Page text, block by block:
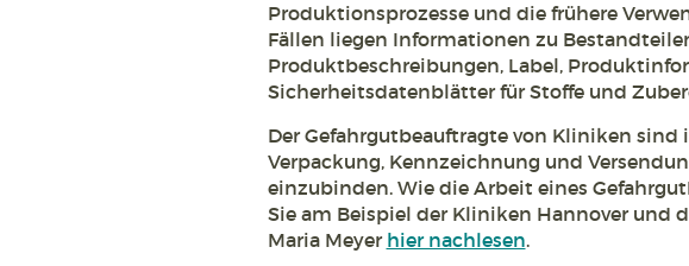
Produktionsprozesse und die frühere
Fällen liegen Informationen zu
Produktbeschreibungen, Label,
Sicherheitsdatenblätter für Stoffe und
Der Gefahrgutbeauftragte von Kliniken sind
Verpackung, Kennzeichnung und
einzubinden. Wie die Arbeit eines
Sie am Beispiel der Kliniken Hannover und
Maria Meyer hier nachlesen.